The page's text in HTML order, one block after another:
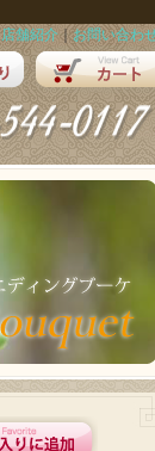
店舗紹介 ｜お問い合わ